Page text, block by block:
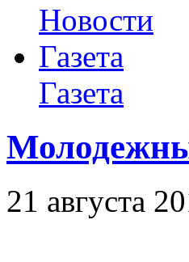
Новости
Газета
Газета
21 августа